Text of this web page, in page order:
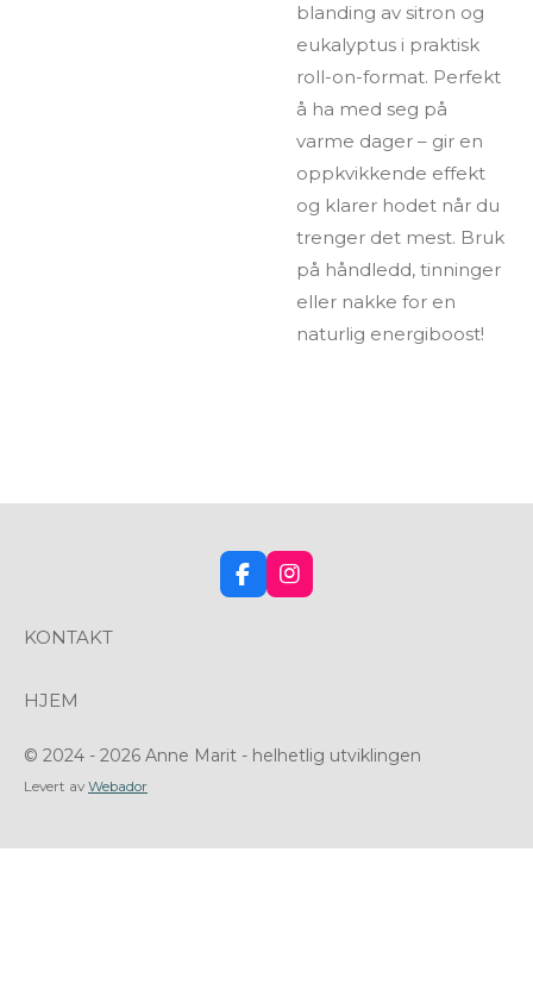
blanding av sitron og
eukalyptus i praktisk
roll-on-format. Perfekt
å ha med seg på
varme dager – gir en
oppkvikkende effekt
og klarer hodet når du
trenger det mest. Bruk
på håndledd, tinninger
eller nakke for en
naturlig energiboost!
F
a
I
n
m
KONTAKT
HJEM
© 2024 - 2026 Anne Marit - helhetlig utviklingen
Levert av Webador